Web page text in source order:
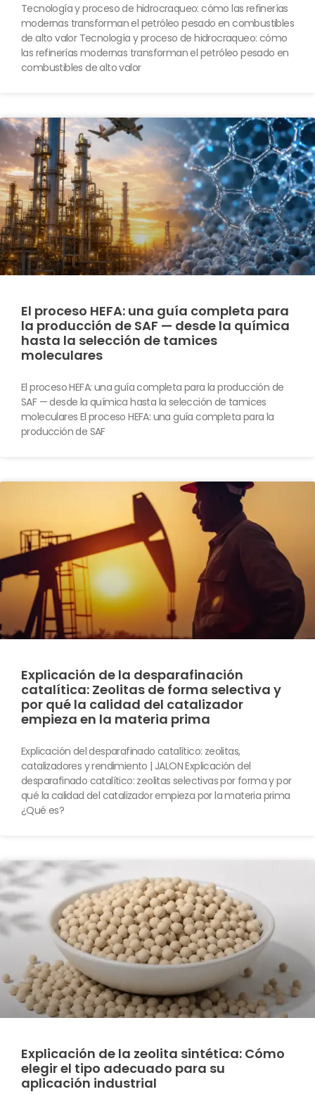
Tecnología y proceso de hidrocraqueo: cómo las refinerías
modernas transforman el petróleo pesado en combustibles
de alto valor Tecnología y proceso de hidrocraqueo: cómo
las refinerías modernas transforman el petróleo pesado en
combustibles de alto valor
El proceso HEFA: una guía completa para
la producción de SAF — desde la química
hasta la selección de tamices
moleculares
El proceso HEFA: una guía completa para la producción de
SAF — desde la química hasta la selección de tamices
moleculares El proceso HEFA: una guía completa para la
producción de SAF
Explicación de la desparafinación
catalítica: Zeolitas de forma selectiva y
por qué la calidad del catalizador
empieza en la materia prima
Explicación del desparafinado catalítico: zeolitas,
catalizadores y rendimiento | JALON Explicación del
desparafinado catalítico: zeolitas selectivas por forma y por
qué la calidad del catalizador empieza por la materia prima
¿Qué es?
Explicación de la zeolita sintética: Cómo
elegir el tipo adecuado para su
aplicación industrial